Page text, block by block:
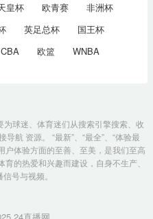
皇杯 欧青赛
非洲杯
英足总杯
国王杯
CBA 欧篮
WNBA
球迷、体育迷们从搜索引擎搜索、收
航 资源。 “最新”、“最全”、“体验最
户体验方面的至善、至美，是我们至高
的热爱和兴趣而建设，自身不生产、
号与视频。